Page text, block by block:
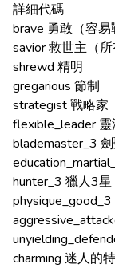
詳細代碼
brave 勇敢（容易
savior 救世主（所
shrewd 精明
gregarious 節制
strategist 戰略家
flexible_leader
blademaster_3
hunter_3 獵人3星
physique_good_3
charming 迷人的